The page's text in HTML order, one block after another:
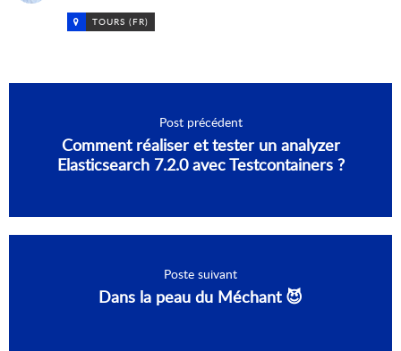
TOURS (FR)
Post précédent
Comment réaliser et tester un analyzer
Elasticsearch 7.2.0 avec Testcontainers ?
Poste suivant
Dans la peau du Méchant 😈